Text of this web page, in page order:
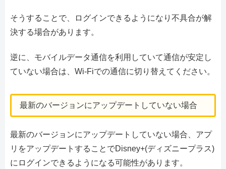
そうすることで、ログインできるようになり不具合が解
決する場合があります。
逆に、モバイルデータ通信を利用していて通信が安定し
ていない場合は、Wi-Fiでの通信に切り替えてください。
最新のバージョンにアップデートしていない場合
最新のバージョンにアップデートしていない場合、アプ
リをアップデートすることでDisney+(ディズニープラス)
にログインできるようになる可能性があります。